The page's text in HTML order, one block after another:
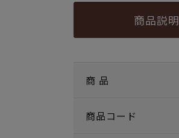
商品説明
商 品
商品コード